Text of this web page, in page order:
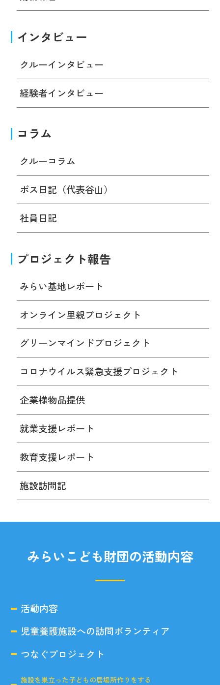
インタビュー
クルーインタビュー
経験者インタビュー
コラム
クルーコラム
ボス日記（代表谷山）
社員日記
プロジェクト報告
みらい基地レポート
オンライン里親プロジェクト
グリーンマインドプロジェクト
コロナウイルス緊急支援プロジェクト
企業様物品提供
就業支援レポート
教育支援レポート
施設訪問記
みらいこども財団の活動内容
活動内容
児童養護施設への訪問ボランティア
つなぐプロジェクト
施設を巣立った子どもの居場所作りをする